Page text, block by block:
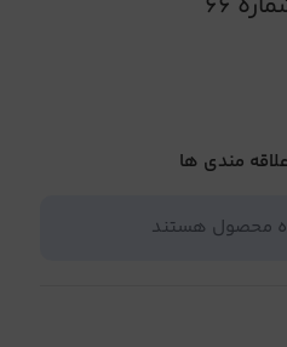
مندی ها
محصول هستند